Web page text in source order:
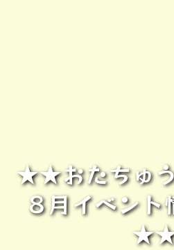
★★おたちゅ
８月イベント